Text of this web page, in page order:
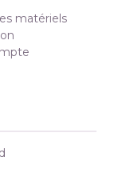
matériels